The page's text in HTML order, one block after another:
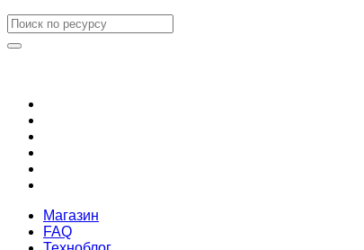
Магазин
FAQ